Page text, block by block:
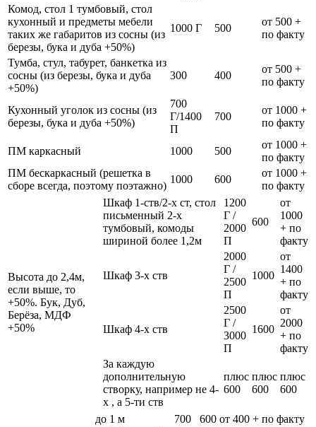
Комод, стол 1 тумбовый, стол
кухонный и предметы мебели
таких же габаритов из сосны (из
березы, бука и дуба +50%)
1000 Г 500
от 500 +
по факту
Тумба, стул, табурет, банкетка из
сосны (из березы, бука и дуба
+50%)
300 400
от 500 +
по факту
Кухонный уголок из сосны (из
березы, бука и дуба +50%)
700
Г/1400
П
700
от 1000 +
по факту
ПМ каркасный 1000 500
от 1000 +
по факту
ПМ бескаркасный (решетка в
сборе всегда, поэтому поэтажно)
1000 600
от 1000 +
по факту
Высота до 2,4м,
если выше, то
+50%. Бук, Дуб,
Берёза, МДФ
+50%
Шкаф 1-ств/2-х ст, стол
письменный 2-х
тумбовый, комоды
шириной более 1,2м
1200
Г /
2000
П
600
от
1000
+ по
факту
Шкаф 3-х ств
2000
Г /
2500
П
1000
от
1400
+ по
факту
Шкаф 4-х ств
2500
Г /
3000
П
1600
от
2000
+ по
факту
За каждую
дополнительную
створку, например не 4-
х , а 5-ти ств
плюс
600
плюс
600
плюс
600
до 1 м 700 600 от 400 + по факту